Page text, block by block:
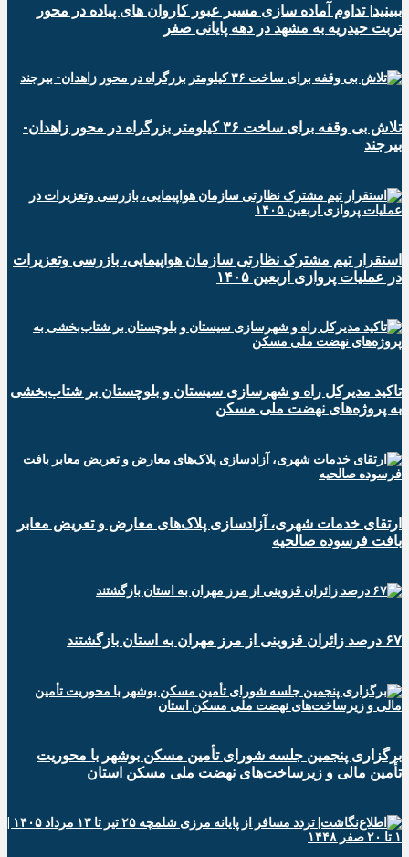
ببینید| تداوم آماده سازی مسیر عبور کاروان های پیاده در محور
تربت حیدریه به مشهد در دهه پایانی صفر
تلاش بی وقفه برای ساخت ۳۶ کیلومتر بزرگراه در محور زاهدان-
بیرجند
استقرار تیم مشترک نظارتی سازمان هواپیمایی، بازرسی وتعزیرات
در عملیات پروازی اربعین ۱۴۰۵
تاکید مدیرکل راه و شهرسازی سیستان و بلوچستان بر شتاب‌بخشی
به پروژه‌های نهضت ملی مسکن
ارتقای خدمات شهری، آزادسازی پلاک‌های معارض و تعریض معابر
بافت فرسوده صالحیه
۶۷ درصد زائران قزوینی از مرز مهران به استان بازگشتند
برگزاری پنجمین جلسه شورای تأمین مسکن بوشهر با محوریت
تأمین مالی و زیرساخت‌های نهضت ملی مسکن استان